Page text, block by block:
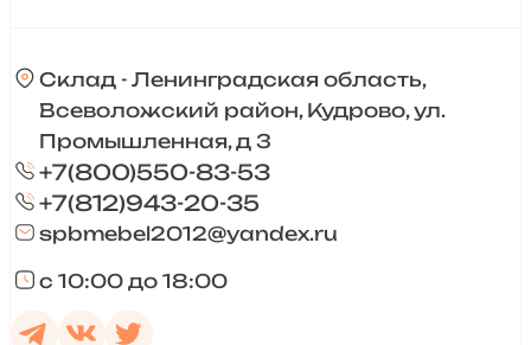
Склад - Ленинградская область,
Всеволожский район, Кудрово, ул.
Промышленная, д 3
+7(800)550-83-53
+7(812)943-20-35
spbmebel2012@yandex.ru
с 10:00 до 18:00